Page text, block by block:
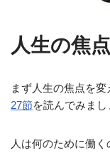
人生の焦
まず人生の焦点を変
27節を読んでみまし
人は何のために働